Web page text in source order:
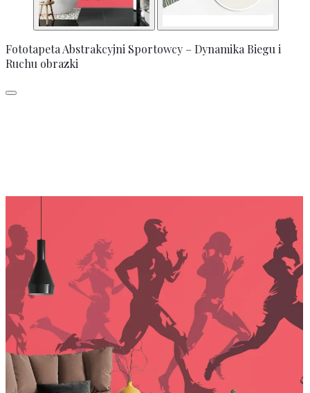
Fototapeta Abstrakcyjni Sportowcy – Dynamika Biegu i
Ruchu obrazki